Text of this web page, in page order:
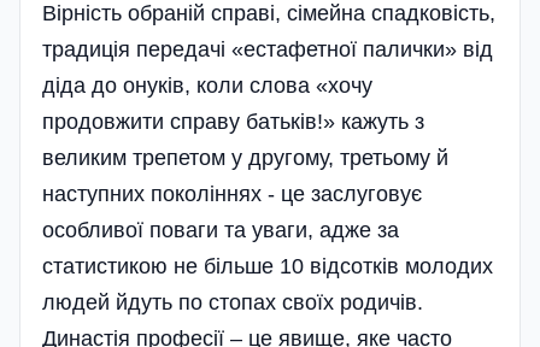
Вірність обраній справі, сімейна спадковість,
традиція передачі «естафетної палички» від
діда до онуків, коли слова «хочу
продовжити справу батьків!» кажуть з
великим трепетом у другому, третьому й
наступних поколіннях - це заслуговує
особливої поваги та уваги, адже за
статистикою не більше 10 відсотків молодих
людей йдуть по стопах своїх родичів.
Династія професії – це явище, яке часто